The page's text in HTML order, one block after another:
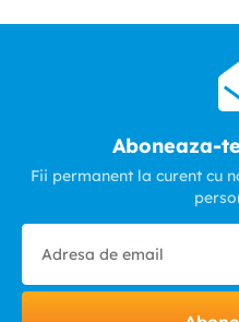
Aboneaza-
Fii permanent la curent cu